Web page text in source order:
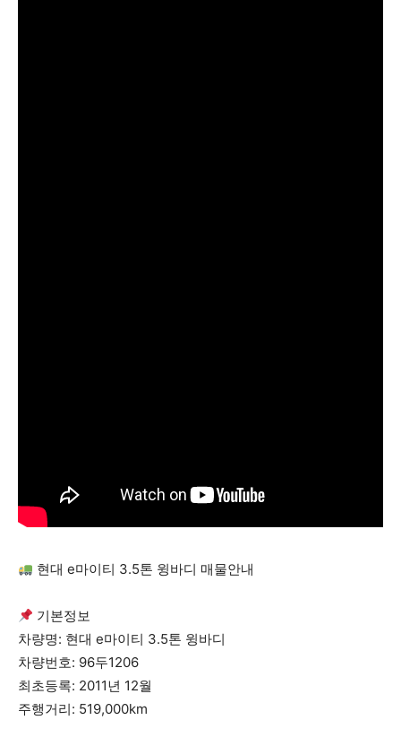
현대 e마이티 3.5톤 윙바디 매물안내
기본정보
차량명: 현대 e마이티 3.5톤 윙바디
차량번호: 96두1206
최초등록: 2011년 12월
주행거리: 519,000km